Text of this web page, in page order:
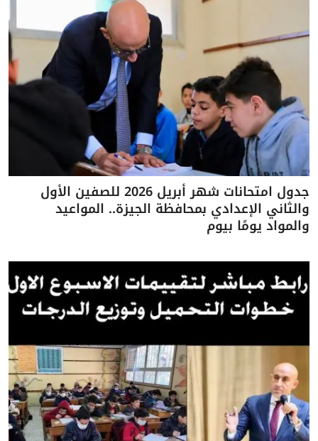
جدول امتحانات شهر أبريل 2026 للصفين الأول
والثاني الإعدادي بمحافظة الجيزة.. المواعيد
والمواد يومًا بيوم